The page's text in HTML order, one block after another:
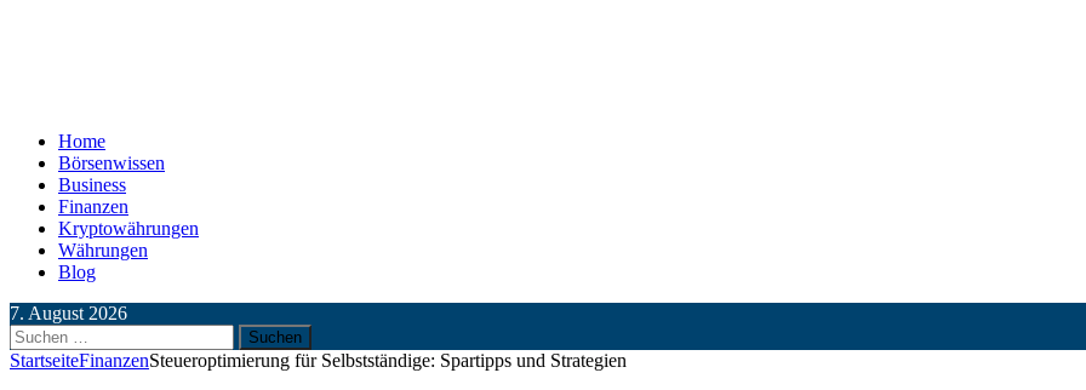
Home
Börsenwissen
Business
Finanzen
Kryptowährungen
Währungen
Blog
7. August 2026
Suchen
nach:
StartseiteFinanzenSteueroptimierung für Selbstständige: Spartipps und Strategien